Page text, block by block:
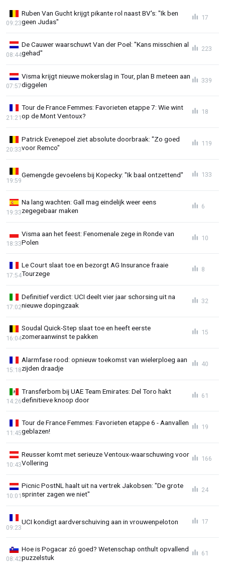
Ruben Van Gucht krijgt pikante rol naast BV's: "Ik ben
geen Judas"
09:23
17
De Cauwer waarschuwt Van der Poel: "Kans misschien al
gehad"
08:44
223
Visma krijgt nieuwe mokerslag in Tour, plan B meteen aan
diggelen
07:57
339
Tour de France Femmes: Favorieten etappe 7: Wie wint
op de Mont Ventoux?
21:21
18
Patrick Evenepoel ziet absolute doorbraak: "Zo goed
voor Remco"
20:33
119
Gemengde gevoelens bij Kopecky: "Ik baal ontzettend"
19:59
133
Na lang wachten: Gall mag eindelijk weer eens
zegegebaar maken
19:33
6
Visma aan het feest: Fenomenale zege in Ronde van
Polen
18:33
10
Le Court slaat toe en bezorgt AG Insurance fraaie
Tourzege
17:54
8
Definitief verdict: UCI deelt vier jaar schorsing uit na
nieuwe dopingzaak
17:02
32
Soudal Quick-Step slaat toe en heeft eerste
zomeraanwinst te pakken
16:04
15
Alarmfase rood: opnieuw toekomst van wielerploeg aan
zijden draadje
15:18
40
Transferbom bij UAE Team Emirates: Del Toro hakt
definitieve knoop door
14:26
61
Tour de France Femmes: Favorieten etappe 6 - Aanvallen
geblazen!
11:45
19
Reusser komt met serieuze Ventoux-waarschuwing voor
Vollering
10:43
166
Picnic PostNL haalt uit na vertrek Jakobsen: "De grote
sprinter zagen we niet"
10:01
24
UCI kondigt aardverschuiving aan in vrouwenpeloton
09:23
17
Hoe is Pogacar zó goed? Wetenschap onthult opvallend
puzzelstuk
08:42
61